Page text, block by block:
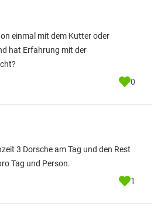
einmal mit dem Kutter oder
hat Erfahrung mit der
0
3 Dorsche am Tag und den Rest
Tag und Person.
1